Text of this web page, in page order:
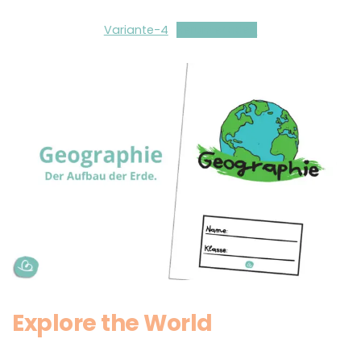
Variante-4
Explore the World